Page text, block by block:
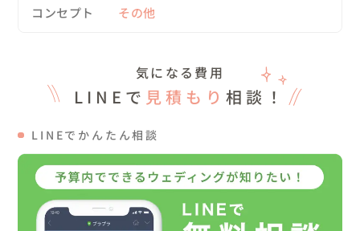
11:00　ファーストミート、ファミリーミート
11:30　挙式
15:00　結び
▽当日について
お支度は別々のお部屋でスタート。
新婦様はリラックスした表情で、全く緊張の様子なし✨️
コンセプト その他
気になる費用
LINEで 見積もり 相談！
LINEでかんたん相談